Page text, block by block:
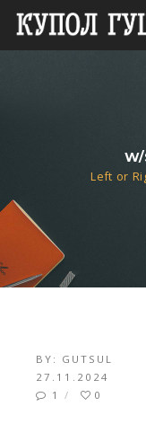
Left or
BY: GUTSUL
27.11.2024
1
0